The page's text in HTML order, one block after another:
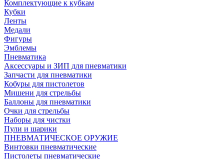
Комплектующие к кубкам
Кубки
Ленты
Медали
Фигуры
Эмблемы
Пневматика
Аксессуары и ЗИП для пневматики
Запчасти для пневматики
Кобуры для пистолетов
Мишени для стрельбы
Баллоны для пневматики
Очки для стрельбы
Наборы для чистки
Пули и шарики
ПНЕВМАТИЧЕСКОЕ ОРУЖИЕ
Винтовки пневматические
Пистолеты пневматические